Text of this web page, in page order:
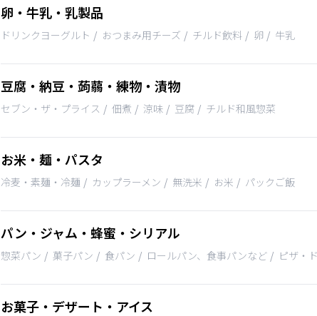
卵・牛乳・乳製品
ドリンクヨーグルト おつまみ用チーズ チルド飲料 卵 牛乳
豆腐・納豆・蒟蒻・練物・漬物
セブン・ザ・プライス 佃煮 涼味 豆腐 チルド和風惣菜
お米・麺・パスタ
冷麦・素麺・冷麺 カップラーメン 無洗米 お米 パックご飯
パン・ジャム・蜂蜜・シリアル
惣菜パン 菓子パン 食パン ロールパン、食事パンなど ピザ・
お菓子・デザート・アイス